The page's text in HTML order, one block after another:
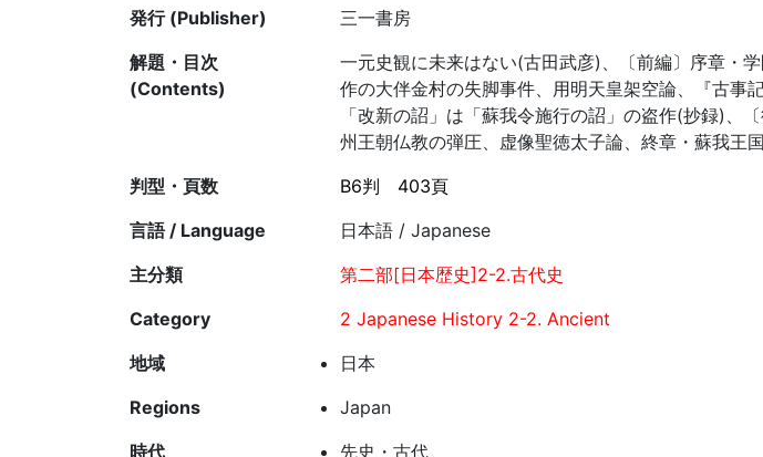
発行 (Publisher)
三一書房
解題・目次
(Contents)
一元史観に未来はない(古田武彦)、〔前編〕序章・
作の大伴金村の失脚事件、用明天皇架空論、『古事
「改新の詔」は「蘇我令施行の詔」の盗作(抄録)、
州王朝仏教の弾圧、虚像聖徳太子論、終章・蘇我王国
判型・頁数
B6判
403頁
言語 / Language
日本語 / Japanese
主分類
第二部[日本歴史]2-2.古代史
Category
2 Japanese History 2-2. Ancient
地域
日本
Regions
Japan
時代
先史・古代